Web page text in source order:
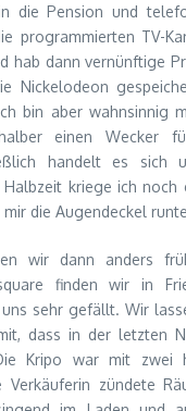
die Pension und
programmierten TV-
hab dann vernünftige
Nickelodeon
bin aber wahnsinnig
einen Wecker
handelt es sich
kriege ich noch
die Augendeckel
wir dann anders
finden wir in
sehr gefällt. Wir
dass in der letzten
Kripo war mit zwei
Verkäuferin zündete